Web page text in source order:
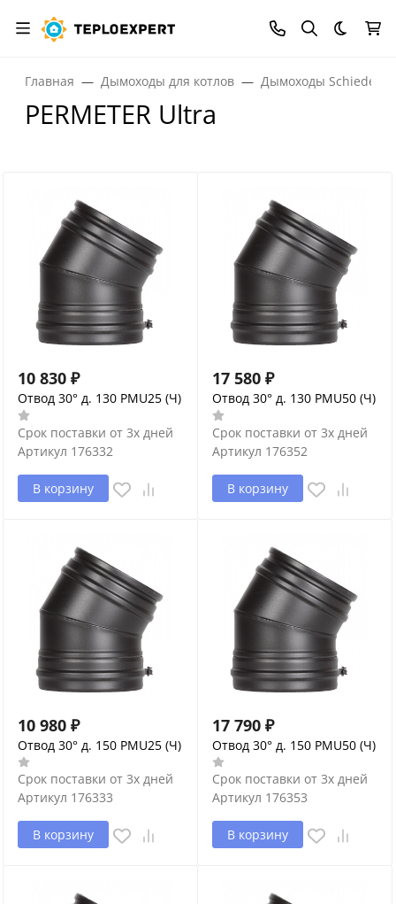
Темная
Главная Дымоходы для котлов Дымоходы Schiedel
PERMETER Ultra
10 830 ₽
Отвод 30° д. 130 PMU25 (Ч)
Срок поставки от 3х дней
Артикул 176332
В корзину
17 580 ₽
Отвод 30° д. 130 PMU50 (Ч)
Срок поставки от 3х дней
Артикул 176352
В корзину
10 980 ₽
Отвод 30° д. 150 PMU25 (Ч)
Срок поставки от 3х дней
Артикул 176333
В корзину
17 790 ₽
Отвод 30° д. 150 PMU50 (Ч)
Срок поставки от 3х дней
Артикул 176353
В корзину